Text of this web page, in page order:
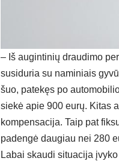
– Iš augintinių draudimo
susiduria su naminiais
šuo, patekęs po
siekė apie 900 eurų. Kitas
kompensacija. Taip pat
padengė daugiau nei 280
Labai skaudi situacija